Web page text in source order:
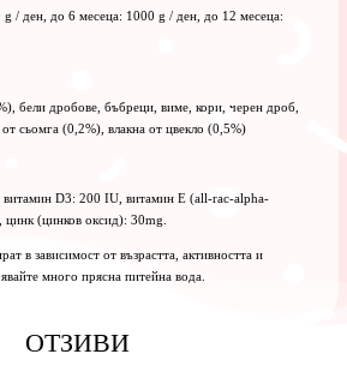
/ ден, до 6 месеца: 1000 g / ден, до 12 месеца:
бели дробове, бъбреци, виме, кори, черен дроб,
сьомга (0,2%), влакна от цвекло (0,5%)
витамин D3: 200 IU, витамин Е (all-rac-alpha-
(цинков оксид): 30mg.
в зависимост от възрастта, активността и
много прясна питейна вода.
ОТЗИВИ